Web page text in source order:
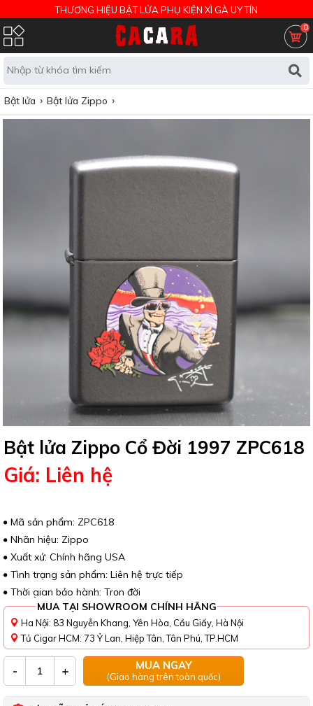
THƯƠNG HIỆU BẬT LỬA PHỤ KIỆN XÌ GÀ UY TÍN
0
Bật lửa Bật lửa Zippo
Bật lửa Zippo Cổ Đời 1997 ZPC618
Giá: Liên hệ
Mã sản phẩm: ZPC618
Nhãn hiệu: Zippo
Xuất xứ: Chính hãng USA
Tình trạng sản phẩm: Liên hệ trực tiếp
Thời gian bảo hành: Trọn đời
MUA TẠI SHOWROOM CHÍNH HÃNG
Ha Nội: 83 Nguyễn Khang, Yên Hòa, Cầu Giấy, Hà Nội
Tủ Cigar HCM: 73 Ỷ Lan, Hiệp Tân, Tân Phú, TP.HCM
- + MUA NGAY
(Giao hàng trên toàn quốc)